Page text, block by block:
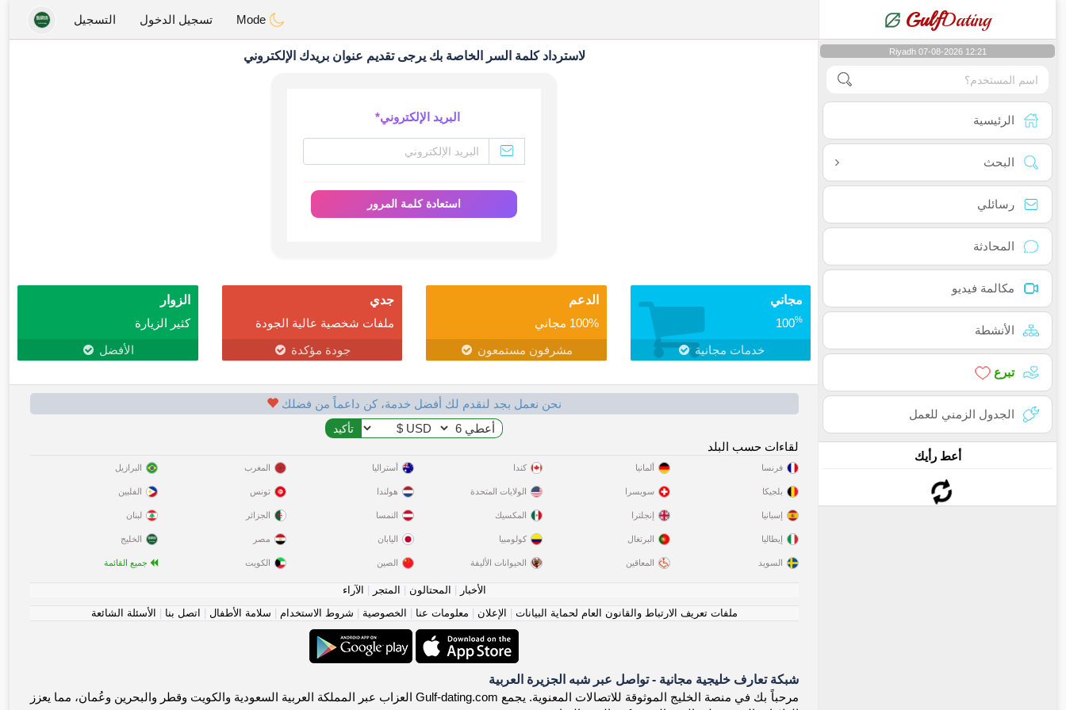
GulfDating تسجيل الدخول التسجيل
Riyadh 07-08-2026 12:21
الرئيسية
البحث
رسائلي
المحادثة
مكالمة فيديو
الأنشطة
تبرع
الجدول الزمني للعمل
أعط رأيك
لاسترداد كلمة السر الخاصة بك يرجى تقديم عنوان بريدك الإلكتروني
البريد الإلكتروني*
استعادة كلمة المرور
مجاني
100%
خدمات مجانية
الدعم
100% مجاني
مشرفون مستمعون
جدي
ملفات شخصية عالية الجودة
جودة مؤكدة
الزوار
كثير الزيارة
الأفضل
نحن نعمل بجد لنقدم لك أفضل خدمة، كن داعماً من فضلك
لقاءات حسب البلد
فرنسا
بلجيكا
إسبانيا
إيطاليا
السويد
ألمانيا
سويسرا
إنجلترا
البرتغال
المعاقين
كندا
الولايات المتحدة
المكسيك
كولومبيا
الحيوانات الأليفة
أستراليا
هولندا
النمسا
اليابان
الصين
المغرب
تونس
الجزائر
مصر
الكويت
البرازيل
الفلبين
لبنان
الخليج
جميع القائمة
الأخبار المحتالون المتجر
الآراء
ملفات تعريف الارتباط والقانون العام لحماية البيانات
الإعلان معلومات عنا الخصوصية شروط الاستخدام سلامة الأطفال اتصل بنا الأسئلة الشائعة
شبكة تعارف خليجية مجانية - تواصل عبر شبه الجزيرة العربية
مرحباً بك في منصة الخليج الموثوقة للاتصالات المعنوية. يجمع Gulf-dating.com العزاب عبر المملكة العربية السعودية والكويت وقطر والبحرين وعُمان، مما يعزز